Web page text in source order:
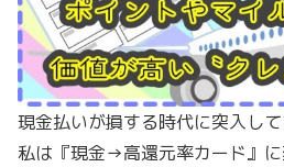
現金払いが損する時代に突入して
私は『現金→高還元率カード』